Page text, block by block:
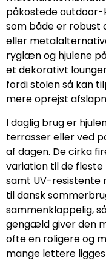
påkostede outdoor-
som både er
eller
ryglæn og hjulene
et dekorativt
fordi stolen så kan
mere oprejst
I daglig brug er
terrasser eller ved
af dagen. De cirka
variation til de
samt UV-resistente
til dansk
sammenklappelig,
gengæld giver den
ofte en roligere og
mange lettere